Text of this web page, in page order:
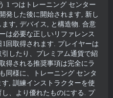
1 つはトレーニング センター
発した後に開始されます, 新し
す, デバイス, と構造物. 合意
は必要な正しいリファレンス
回取得されます. プレイヤーは
したり、プレミアム通貨で紹
得される推奨事項は完全にラ
同様に、トレーニング センタ
, 訓練インストラクターを使
、より優れたものにする. プ